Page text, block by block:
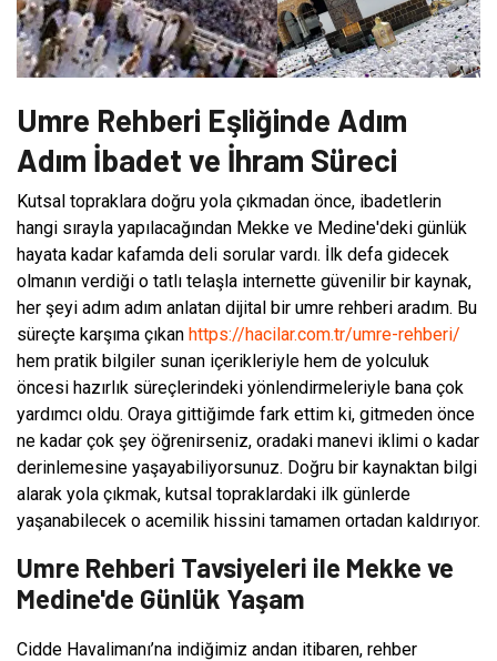
Umre Rehberi Eşliğinde Adım
Adım İbadet ve İhram Süreci
Kutsal topraklara doğru yola çıkmadan önce, ibadetlerin
hangi sırayla yapılacağından Mekke ve Medine'deki günlük
hayata kadar kafamda deli sorular vardı. İlk defa gidecek
olmanın verdiği o tatlı telaşla internette güvenilir bir kaynak,
her şeyi adım adım anlatan dijital bir umre rehberi aradım. Bu
süreçte karşıma çıkan https://hacilar.com.tr/umre-rehberi/
hem pratik bilgiler sunan içerikleriyle hem de yolculuk
öncesi hazırlık süreçlerindeki yönlendirmeleriyle bana çok
yardımcı oldu. Oraya gittiğimde fark ettim ki, gitmeden önce
ne kadar çok şey öğrenirseniz, oradaki manevi iklimi o kadar
derinlemesine yaşayabiliyorsunuz. Doğru bir kaynaktan bilgi
alarak yola çıkmak, kutsal topraklardaki ilk günlerde
yaşanabilecek o acemilik hissini tamamen ortadan kaldırıyor.
Umre Rehberi Tavsiyeleri ile Mekke ve
Medine'de Günlük Yaşam
Cidde Havalimanı’na indiğimiz andan itibaren, rehber